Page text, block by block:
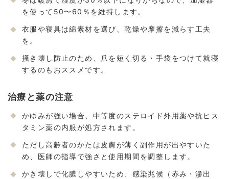
を使って50〜60％を維持します。
衣服や寝具は綿素材を選び、乾燥や摩擦を減らす工夫
を。
掻き壊し防止のため、爪を短く切る・手袋をつけて就寝
するのもおススメです。
治療と薬の注意
かゆみが強い場合、中等度のステロイド外用薬や抗ヒス
タミン薬の内服が処方されます。
ただし高齢者のかたは皮膚が薄く副作用が出やすいた
め、医師の指導で強さと使用期間を調整します。
かき壊しで化膿しやすいため、感染兆候（赤み・滲出